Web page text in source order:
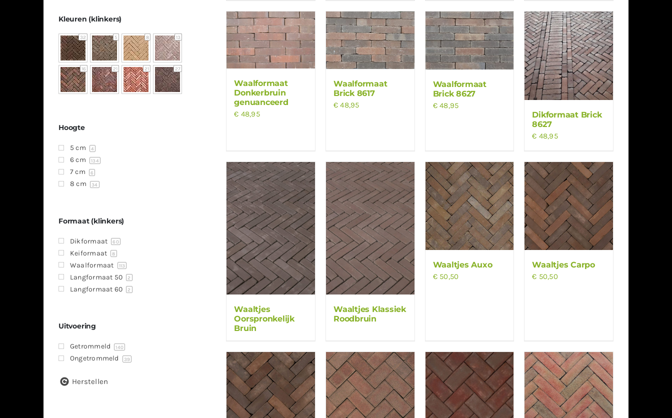
Waalformaat
Donkerbruin
genuanceerd
€ 48,95
Waalformaat
Brick 8617
€ 48,95
Waalformaat
Brick 8627
€48,95
Dikformaat Brick
8627
€ 48,95
Waaltjes
Oorspronkelijk
Bruin
Waaltjes Klassiek
Roodbruin
Waaltjes Auxo
€50,50
Waaltjes Carpo
€ 50,50
Kleuren (klinkers)
32 5 8 13
16 21 21 27
Hoogte
5 cm 4
6 cm 134
7 cm 6
8 cm 34
Formaat (klinkers)
Dikformaat 60
Keiformaat 8
Waalformaat 113
Langformaat 50 2
Langformaat 60 2
Uitvoering
Getrommeld 140
Ongetrommeld 39
Herstellen